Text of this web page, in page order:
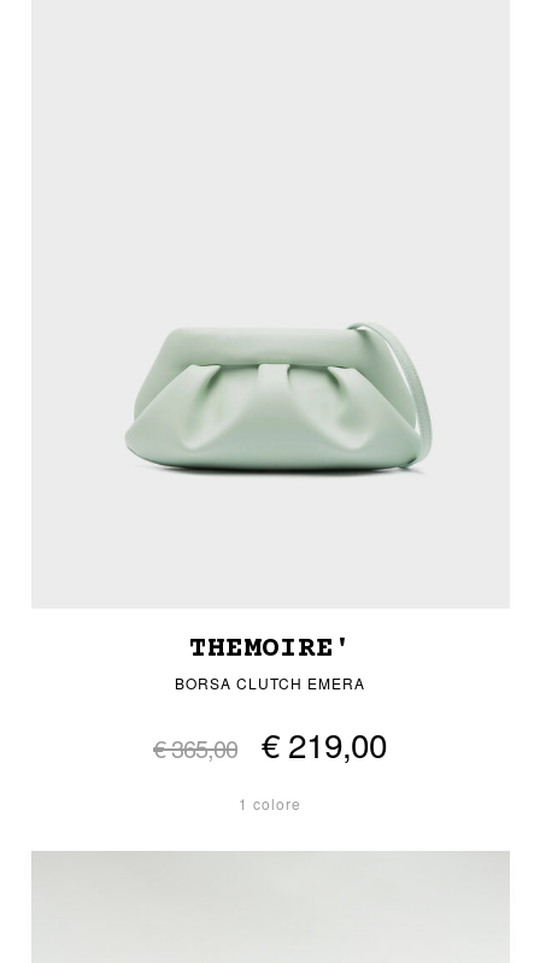
THEMOIRE'
BORSA CLUTCH EMERA
€ 365,00 € 219,00
1 colore